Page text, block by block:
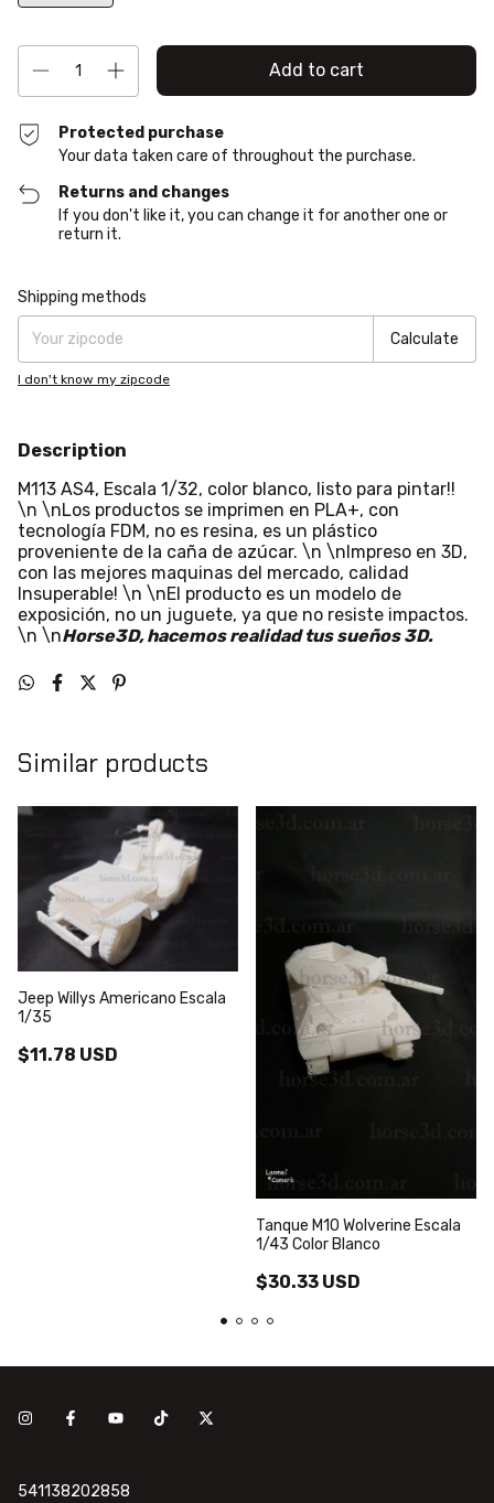
Protected purchase
Your data taken care of throughout the purchase.
Returns and changes
If you don't like it, you can change it for another one or
return it.
Shipping for zipcode:
Shipping methods
Calculate
I don't know my zipcode
Description
M113 AS4, Escala 1/32, color blanco, listo para pintar!!
\n \nLos productos se imprimen en PLA+, con
tecnología FDM, no es resina, es un plástico
proveniente de la caña de azúcar. \n \nImpreso en 3D,
con las mejores maquinas del mercado, calidad
Insuperable! \n \nEl producto es un modelo de
exposición, no un juguete, ya que no resiste impactos.
\n \nHorse3D, hacemos realidad tus sueños 3D.
Similar products
Jeep Willys Americano Escala
1/35
$11.78 USD
Tanque M10 Wolverine Escala
1/43 Color Blanco
$30.33 USD
541138202858